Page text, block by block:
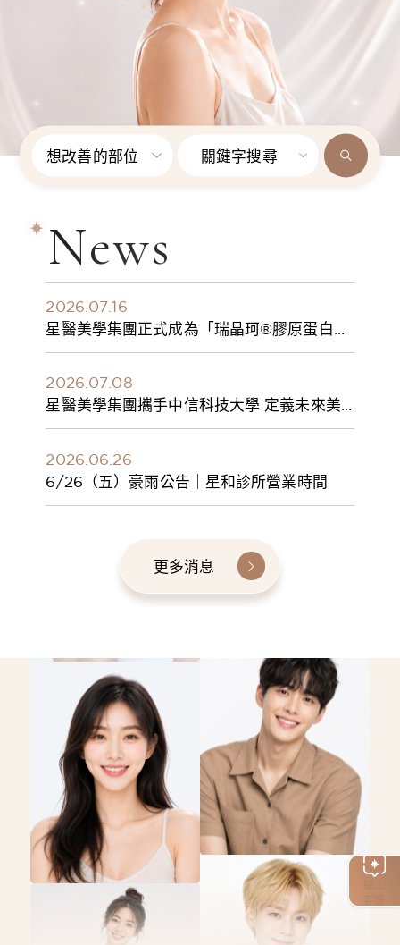
客服
想改善的部位 關鍵字搜尋
News
2026.07.16
星醫美學集團正式成為「瑞晶珂®膠原蛋白植
入劑」台灣獨家總代理
2026.07.08
星醫美學集團攜手中信科技大學 定義未來美
學人才新標準 建構健康美學產學共育模式 串
2026.06.26
6/26（五）豪雨公告｜星和診所營業時間
更多消息